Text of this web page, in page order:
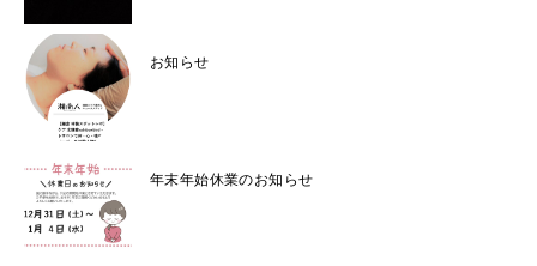
お知らせ
年末年始休業のお知らせ